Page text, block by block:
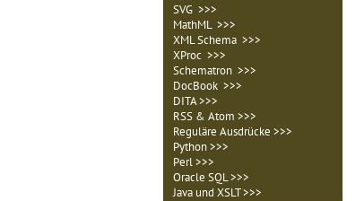
SVG >>>
MathML >>>
XML Schema >>>
XProc >>>
Schematron >>>
DocBook >>>
DITA >>>
RSS & Atom >>>
Reguläre Ausdrücke >>>
Python >>>
Perl >>>
Oracle SQL >>>
Java und XSLT >>>